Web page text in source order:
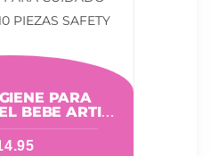
PARA
BEBE ARTIC
IH341